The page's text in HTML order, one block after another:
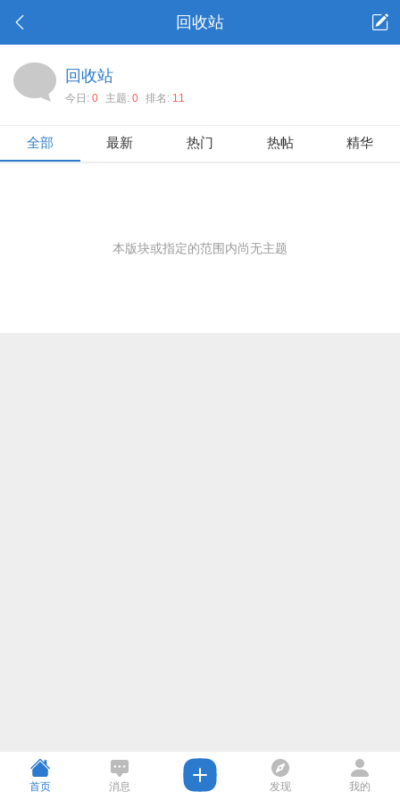
回收站
回收站
今日: 0 主题: 0 排名: 11
全部 最新 热门 热帖 精华
本版块或指定的范围内尚无主题
首页 消息 发现 我的